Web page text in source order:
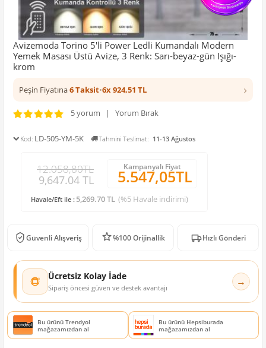
Avizemoda Torino 5'li Power Ledli Kumandalı Modern
Yemek Masası Üstü Avize, 3 Renk: Sarı-beyaz-gün Işığı-
krom
Peşin Fiyatına6 Taksit•6x 924,51 TL ›
5 yorum | Yorum Bırak
Kod: LD-505-YM-5K Tahmini Teslimat: 11-13 Ağustos
12.058,80TL
9,647.04 TL
Kampanyalı Fiyat
5.547,05TL
Havale/Eft ile : 5,269.70 TL (%5 Havale indirimi)
Güvenli Alışveriş %100 Orijinallik Hızlı Gönderi
Ücretsiz Kolay İade
Sipariş öncesi güven ve destek avantajı →
Bu ürünü Trendyol
mağazamızdan al
Bu ürünü Hepsiburada
mağazamızdan al